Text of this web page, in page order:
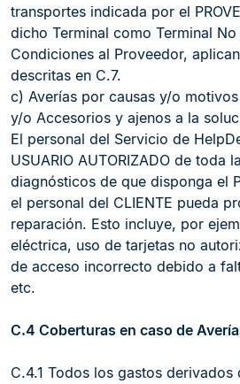
transportes indicada por el
dicho Terminal como Terminal
Condiciones al Proveedor,
descritas en C.7.
c) Averías por causas y/o
y/o Accesorios y ajenos a la
El personal del Servicio de
USUARIO AUTORIZADO de toda
diagnósticos de que disponga el
el personal del CLIENTE pueda
reparación. Esto incluye, por
eléctrica, uso de tarjetas no
de acceso incorrecto debido a
etc.
C.4 Coberturas en caso de
C.4.1 Todos los gastos